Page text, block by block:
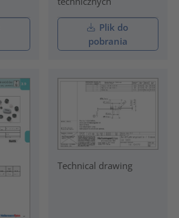
Plik do
pobrania
Technical drawing